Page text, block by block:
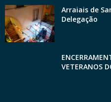
Arraiais de
Delegação
VETERANOS